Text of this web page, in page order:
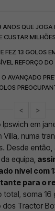
ANOS QUE
CUSTAR MILHÕES
FEZ 13 GOLOS
REFORÇO DO
AVANÇADO
< >
em
numa
Desde
equipa,
nível com
para o
total, soma 16
Tractor